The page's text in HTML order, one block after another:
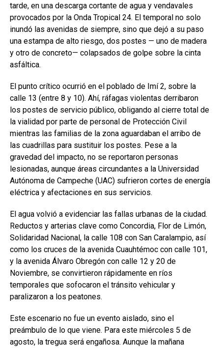
tarde, en una descarga cortante de agua y vendavales
provocados por la Onda Tropical 24. El temporal no solo
inundó las avenidas de siempre, sino que dejó a su paso
una estampa de alto riesgo, dos postes — uno de madera
y otro de concreto— colapsados de golpe sobre la cinta
asfáltica.
El punto crítico ocurrió en el poblado de Imí 2, sobre la
calle 13 (entre 8 y 10). Ahí, ráfagas violentas derribaron
los postes de servicio público, obligando al cierre total de
la vialidad por parte de personal de Protección Civil
mientras las familias de la zona aguardaban el arribo de
las cuadrillas para sustituir los postes. Pese a la
gravedad del impacto, no se reportaron personas
lesionadas, aunque áreas circundantes a la Universidad
Autónoma de Campeche (UAC) sufrieron cortes de energía
eléctrica y afectaciones en sus servicios.
El agua volvió a evidenciar las fallas urbanas de la ciudad.
Reductos y arterias clave como Concordia, Flor de Limón,
Solidaridad Nacional, la calle 108 con San Caralampio, así
como los cruces de la avenida Cuauhtémoc con calle 101,
y la avenida Álvaro Obregón con calle 12 y 20 de
Noviembre, se convirtieron rápidamente en ríos
temporales que sofocaron el tránsito vehicular y
paralizaron a los peatones.
Este escenario no fue un evento aislado, sino el
preámbulo de lo que viene. Para este miércoles 5 de
agosto, la tregua será engañosa. Aunque la mañana